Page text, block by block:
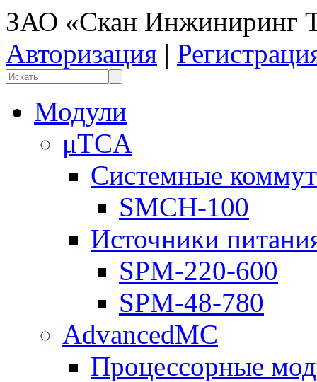
ЗАО «Скан Инжиниринг
Авторизация |
Модули
μTCA
Системные
SMCH-100
Источники
SPM-220-600
SPM-48-780
AdvancedMC
Процессорные